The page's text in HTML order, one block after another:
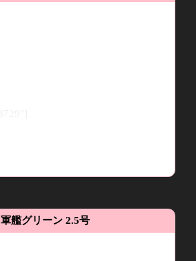
軍艦グリーン 2.5号